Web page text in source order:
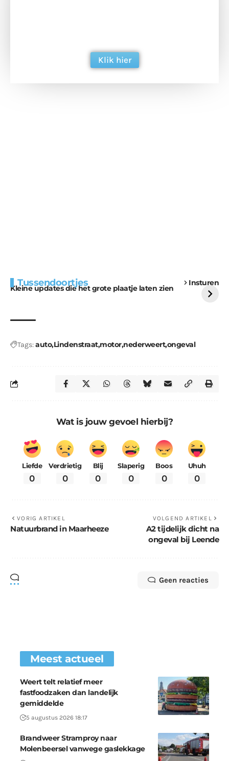
Klik hier
Tussendoortjes Insturen
Kleine updates die het grote plaatje laten zien
voor kabouters
uitdaging
Tags:autoLindenstraatmotornederweertongeval
Wat is jouw gevoel hierbij?
Liefde
0
Verdrietig
0
Blij
0
Slaperig
0
Boos
0
Uhuh
0
VORIG ARTIKEL
Natuurbrand in Maarheeze
VOLGEND ARTIKEL
A2 tijdelijk dicht na
ongeval bij Leende
Geen reacties
Meest actueel
Weert telt relatief meer
fastfoodzaken dan landelijk
gemiddelde
5 augustus 2026 18:17
Brandweer Stramproy naar
Molenbeersel vanwege gaslekkage